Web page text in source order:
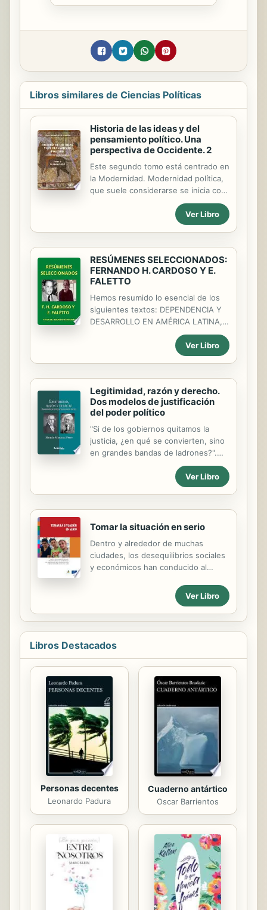
Libros similares de Ciencias Políticas
Historia de las ideas y del
pensamiento político. Una
perspectiva de Occidente. 2
Este segundo tomo está centrado en
la Modernidad. Modernidad política,
que suele considerarse se inicia con
Maquiavelo. Modernidad filosófica,
cuyo punto de partida es común ver
en Descartes. Un mundo de
predominio de España del siglo XVI al
predominio de Francia del siglo XVII.
Se estudian los cambios religiosos y
filosóficos y su incidencia política. La
Reforma y la Revolución Inglesa del
siglo XVII son el pórtico al estudio de
la Ilustración y las Revoluciones de la
Modernidad (Independencia de
América del Norte, Revolución
Francesa, Independencia...
Ver Libro
RESÚMENES SELECCIONADOS:
FERNANDO H. CARDOSO Y E.
FALETTO
Hemos resumido lo esencial de los
siguientes textos: DEPENDENCIA Y
DESARROLLO EN AMÉRICA LATINA,
Introducción y CAPÍTULO 3: LAS
SITUACIONES FUNDAMENTALES EN
EL PERÍODO DE "EXPANSIÓN HACIA
SOCIAL, EL MOMENTO DE
TRANSICIÓN y LA INCORPORACIÓN
DE LOS SECTORES MEDIOS A LA
HEGEMONÍA DE LA BURGUESÍA
EXPORTADORA.
Ver Libro
Legitimidad, razón y derecho.
Dos modelos de justificación
del poder político
"Si de los gobiernos quitamos la
justicia, ¿en qué se convierten, sino
en grandes bandas de ladrones?".
Retomando el problema de la banda
de ladrones este libro realiza una
interpretación y análisis crítico de las
se han dado al asunto de la
legitimidad a partir del siglo XX,
de justificación del poder político:
legitimidad como legalidad formal y
legitimidad como legalidad
democrática. Los dos modelos hacen
de la legalidad el criterio fundamental
de la legitimidad, pero se diferencian
porque para el primero se trata ...
Ver Libro
Tomar la situación en serio
Dentro y alrededor de muchas
ciudades, los desequilibrios sociales
y económicos han conducido al
en los que la diversidad también va
acompañada de la pobreza y, a
menudo, de la marginación o la
niveles de segregación social,
En tiempos de crisis social y
económica, los sentimientos de
impotencia y ansiedad acerca del
futuro pueden aumentar las
tensiones locales y los conflictos
subyacentes. Los jóvenes suelen
estar en el centro de estas...
Ver Libro
Libros Destacados
Personas decentes
Leonardo Padura
Cuaderno antártico
Oscar Barrientos